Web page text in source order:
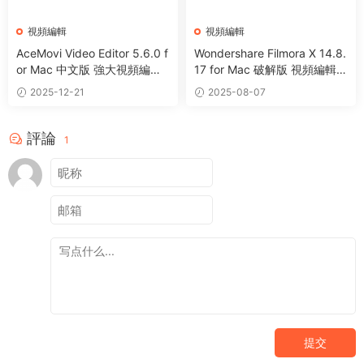
視頻編輯
AceMovi Video Editor 5.6.0 f
or Mac 中文版 強大視頻編輯
效果制作軟件
2025-12-21
視頻編輯
Wondershare Filmora X 14.8.
17 for Mac 破解版 視頻編輯制
作軟件
2025-08-07
評論 1
提交